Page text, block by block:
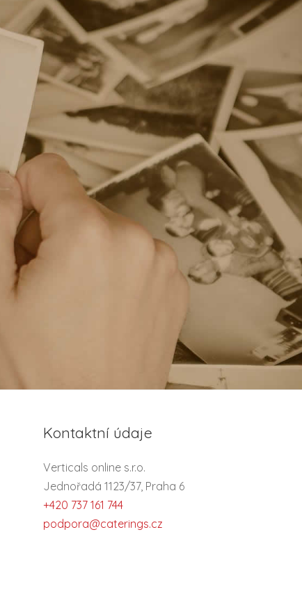
Kontaktní údaje
Verticals online s.r.o.
Jednořadá 1123/37, Praha 6
+420 737 161 744
podpora@caterings.cz